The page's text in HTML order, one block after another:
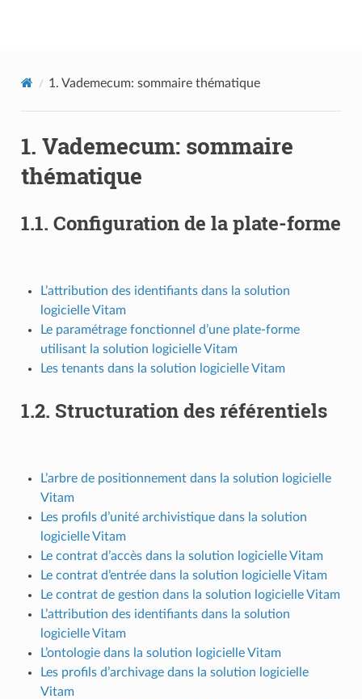
1. Vademecum: sommaire thématique
1. Vademecum: sommaire
thématique
1.1. Configuration de la plate-forme
L’attribution des identifiants dans la solution
logicielle Vitam
Le paramétrage fonctionnel d’une plate-forme
utilisant la solution logicielle Vitam
Les tenants dans la solution logicielle Vitam
1.2. Structuration des référentiels
L’arbre de positionnement dans la solution logicielle
Vitam
Les profils d’unité archivistique dans la solution
logicielle Vitam
Le contrat d’accès dans la solution logicielle Vitam
Le contrat d’entrée dans la solution logicielle Vitam
Le contrat de gestion dans la solution logicielle Vitam
L’attribution des identifiants dans la solution
logicielle Vitam
L’ontologie dans la solution logicielle Vitam
Les profils d’archivage dans la solution logicielle
Vitam